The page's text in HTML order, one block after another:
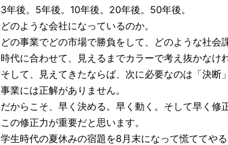
3年後。5年後。10年後。20年後。50年後。
どのような会社になっているのか。
どの事業でどの市場で勝負をして、どのような社会
時代に合わせて、見えるまでカラーで考え抜かなけ
そして、見えてきたならば、次に必要なのは「決断
事業には正解がありません。
だからこそ、早く決める。早く動く。そして早く修
この修正力が重要だと思います。
学生時代の夏休みの宿題を8月末になって慌ててや